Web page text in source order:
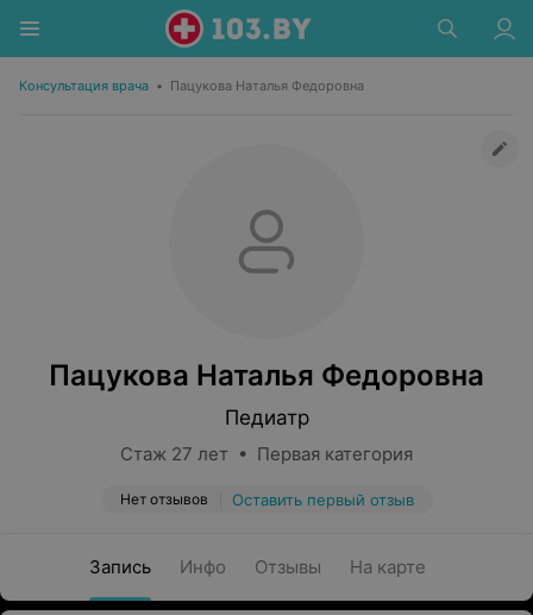
Консультация врача • Пацукова Наталья Федоровна
Пацукова Наталья Федоровна
Педиатр
Стаж 27 лет • Первая категория
Нет отзывов Оставить первый отзыв
Запись Инфо Отзывы На карте